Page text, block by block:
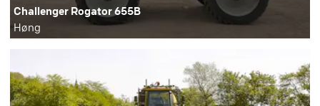
Challenger Rogator 655B
Høng